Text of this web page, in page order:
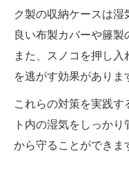
ク製の収納ケースは
良い布製カバーや籐製
また、スノコを押し
を逃がす効果がありま
これらの対策を実践す
ト内の湿気をしっか
から守ることができま